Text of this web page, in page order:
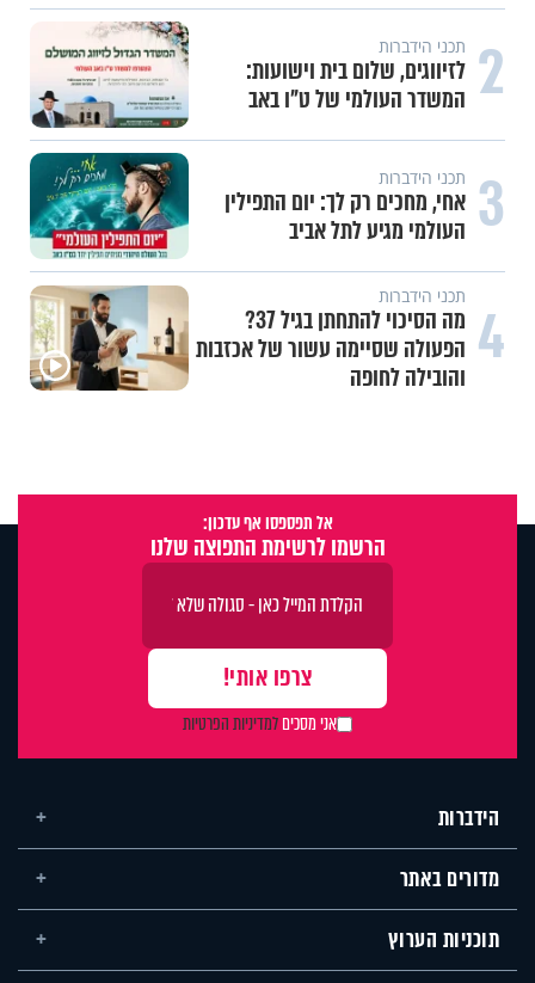
2 תכני הידברות
לזיווגים, שלום בית וישועות:
המשדר העולמי של ט"ו באב
3 תכני הידברות
אחי, מחכים רק לך: יום התפילין
העולמי מגיע לתל אביב
4 תכני הידברות
מה הסיכוי להתחתן בגיל 37?
הפעולה שסיימה עשור של אכזבות
והובילה לחופה
אל תפספסו אף עדכון:
הרשמו לרשימת התפוצה שלנו
אני מסכיםלמדיניות הפרטיות
הידברות
מדורים באתר
תוכניות הערוץ